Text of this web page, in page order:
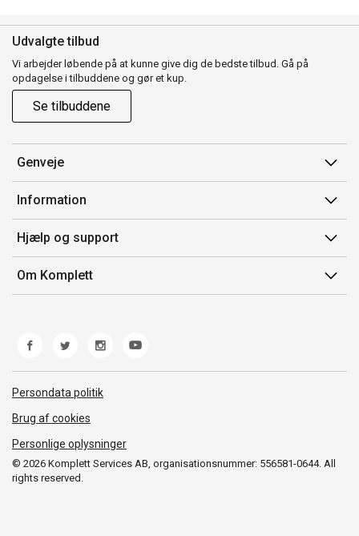
Udvalgte tilbud
Vi arbejder løbende på at kunne give dig de bedste tilbud. Gå på
opdagelse i tilbuddene og gør et kup.
Se tilbuddene
Genveje
Min side
Ordrehistorik
Gavekort
Information
Salgsbetingelser
Mærker/producent
Fortrydelsesret
Hjælp og support
Kontakt os
Kundeservice
Fejl/Mangler
Fragt og levering
Om Komplett
© 2026 Komplett Services AB, organisationsnummer: 556581-0644. All
rights reserved.
Persondata politik
Brug af cookies
Personlige oplysninger